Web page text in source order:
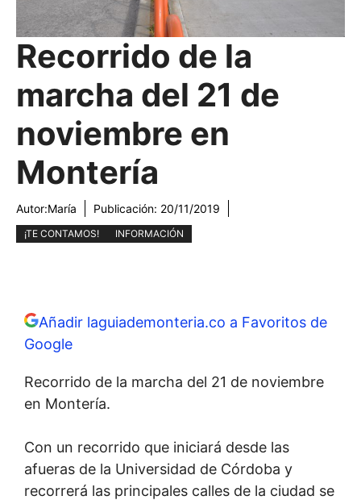
Recorrido de la
marcha del 21 de
noviembre en
Montería
Autor:María Publicación: 20/11/2019
¡TE CONTAMOS! INFORMACIÓN
Añadir laguiademonteria.co a Favoritos de
Google
Recorrido de la marcha del 21 de noviembre
en Montería.
Con un recorrido que iniciará desde las
afueras de la Universidad de Córdoba y
recorrerá las principales calles de la ciudad se